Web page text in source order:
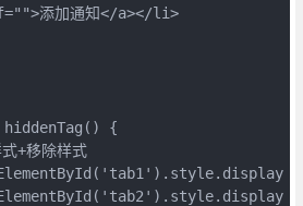
添加通知</a></li>
{
+移除样式